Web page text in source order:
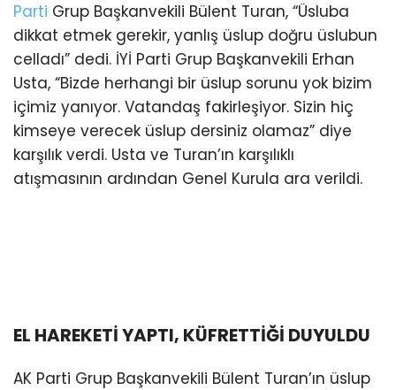
Parti Grup Başkanvekili Bülent Turan, “Üsluba
dikkat etmek gerekir, yanlış üslup doğru üslubun
celladı” dedi. İYİ Parti Grup Başkanvekili Erhan
Usta, “Bizde herhangi bir üslup sorunu yok bizim
içimiz yanıyor. Vatandaş fakirleşiyor. Sizin hiç
kimseye verecek üslup dersiniz olamaz” diye
karşılık verdi. Usta ve Turan’ın karşılıklı
atışmasının ardından Genel Kurula ara verildi.
EL HAREKETİ YAPTI, KÜFRETTİĞİ DUYULDU
AK Parti Grup Başkanvekili Bülent Turan’ın üslup